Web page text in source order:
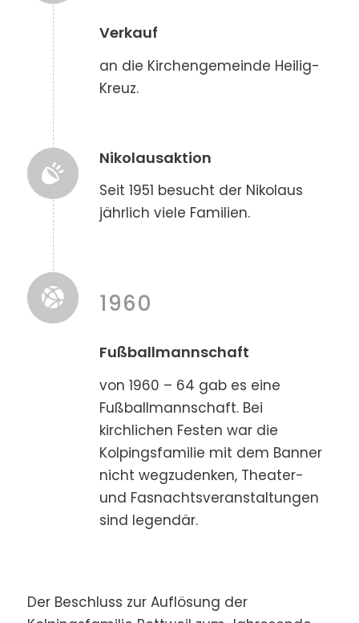
Verkauf
an die Kirchengemeinde Heilig-
Kreuz.
Nikolausaktion
Seit 1951 besucht der Nikolaus
jährlich viele Familien.
1960
Fußballmannschaft
von 1960 – 64 gab es eine
Fußballmannschaft. Bei
kirchlichen Festen war die
Kolpingsfamilie mit dem Banner
nicht wegzudenken, Theater-
und Fasnachtsveranstaltungen
sind legendär.
Der Beschluss zur Auflösung der